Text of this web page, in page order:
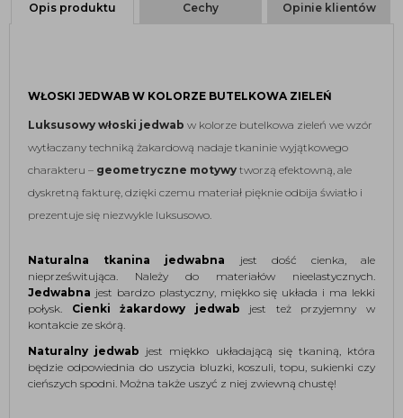
Opis produktu Cechy Opinie klientów
WŁOSKI JEDWAB W KOLORZE BUTELKOWA ZIELEŃ
Luksusowy włoski jedwab w kolorze butelkowa zieleń we wzór
wytłaczany techniką żakardową nadaje tkaninie wyjątkowego
charakteru – geometryczne motywy tworzą efektowną, ale
dyskretną fakturę, dzięki czemu materiał pięknie odbija światło i
prezentuje się niezwykle luksusowo.
Naturalna tkanina jedwabna jest dość cienka, ale
nieprześwitująca. Należy do materiałów nieelastycznych.
Jedwabna jest bardzo plastyczny, miękko się układa i ma lekki
połysk. Cienki żakardowy jedwab jest też przyjemny w
kontakcie ze skórą.
Naturalny jedwab jest miękko układającą się tkaniną, która
będzie odpowiednia do uszycia bluzki, koszuli, topu, sukienki czy
cieńszych spodni. Można także uszyć z niej zwiewną chustę!